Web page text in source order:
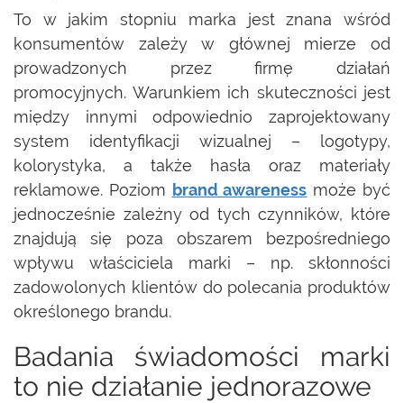
To w jakim stopniu marka jest znana wśród
konsumentów zależy w głównej mierze od
prowadzonych przez firmę działań
promocyjnych. Warunkiem ich skuteczności jest
między innymi odpowiednio zaprojektowany
system identyfikacji wizualnej – logotypy,
kolorystyka, a także hasła oraz materiały
reklamowe. Poziom brand awareness może być
jednocześnie zależny od tych czynników, które
znajdują się poza obszarem bezpośredniego
wpływu właściciela marki – np. skłonności
zadowolonych klientów do polecania produktów
określonego brandu.
Badania świadomości marki
to nie działanie jednorazowe